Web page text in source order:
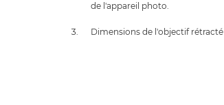
de l'appareil photo.
Dimensions de l'objectif rétracté